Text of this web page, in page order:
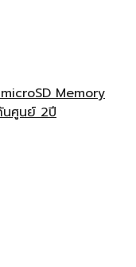
Memory
นศูนย์ 2ปี